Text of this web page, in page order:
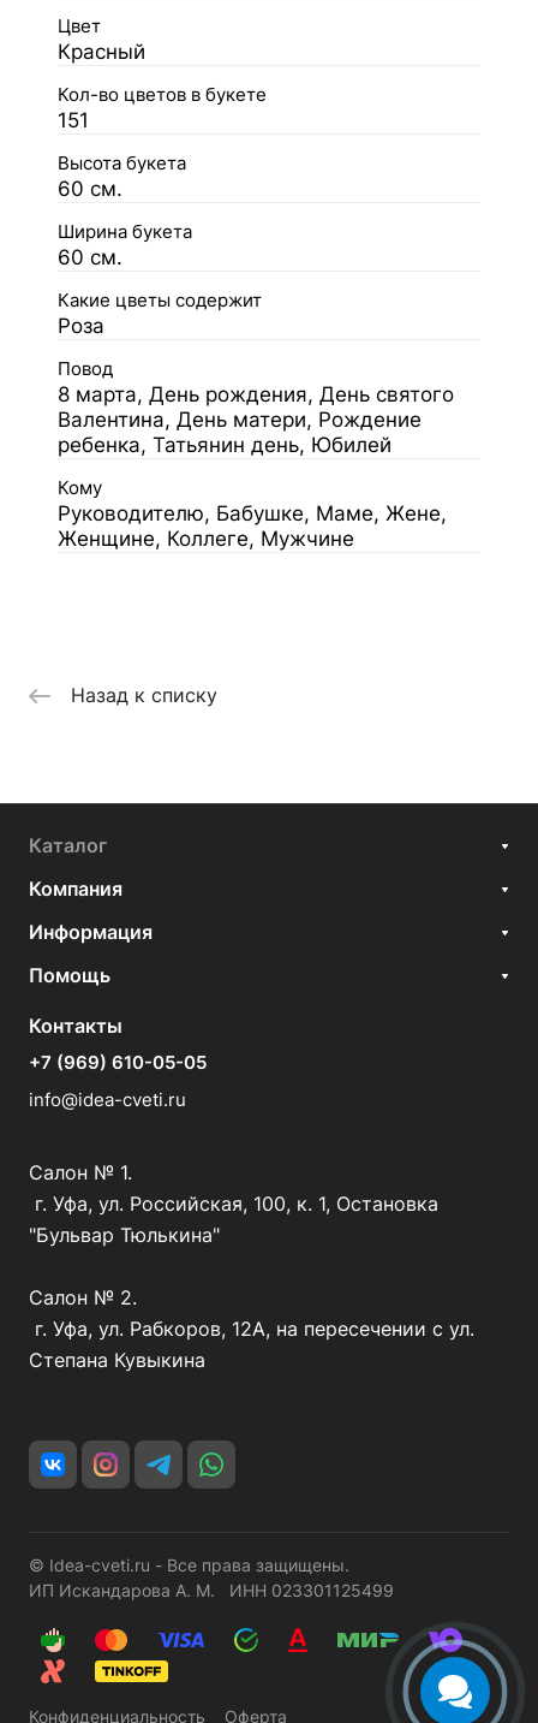
Цвет
Красный
Кол-во цветов в букете
151
Высота букета
60 см.
Ширина букета
60 см.
Какие цветы содержит
Роза
Повод
8 марта, День рождения, День святого
Валентина, День матери, Рождение
ребенка, Татьянин день, Юбилей
Кому
Руководителю, Бабушке, Маме, Жене,
Женщине, Коллеге, Мужчине
Назад к списку
Каталог
Компания
Информация
Помощь
Контакты
+7 (969) 610-05-05
info@idea-cveti.ru
Салон № 1.
г. Уфа, ул. Российская, 100, к. 1, Остановка
"Бульвар Тюлькина"
Салон № 2.
г. Уфа, ул. Рабкоров, 12А, на пересечении с ул.
Степана Кувыкина
© Idea-cveti.ru - Все права защищены.
ИП Искандарова А. М. ИНН 023301125499
Конфиденциальность Оферта